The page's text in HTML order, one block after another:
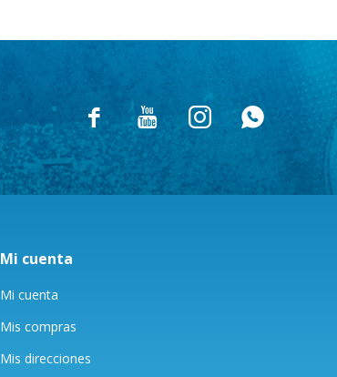
   
Mi cuenta
Mi cuenta
Mis compras
Mis direcciones